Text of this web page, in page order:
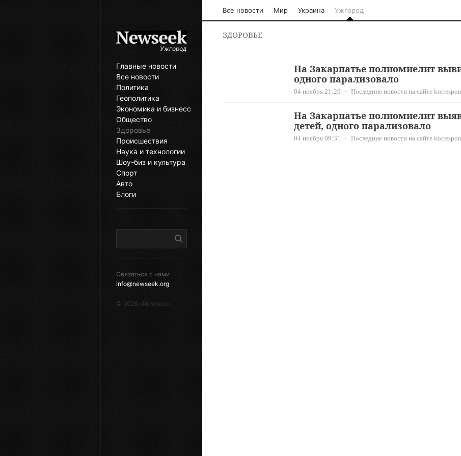
Ужгород
Главные новости
Все новости
Политика
Геополитика
Экономика и бизнесс
Общество
Здоровье
Происшествия
Наука и технологии
Шоу-биз и культура
Спорт
Авто
Блоги
Связаться с нами
info@newseek.org
© 2026 «Newseek»
Все новости Мир Украина Ужгород
ЗДОРОВЬЕ
На Закарпатье полиомиелит
одного парализовало
04 ноября 21:20 Последние новости на сайте
На Закарпатье полиомиелит
детей, одного парализовало
04 ноября 09:31 Последние новости на сайте